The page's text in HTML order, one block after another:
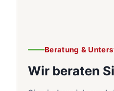
Beratung &
Wir beraten